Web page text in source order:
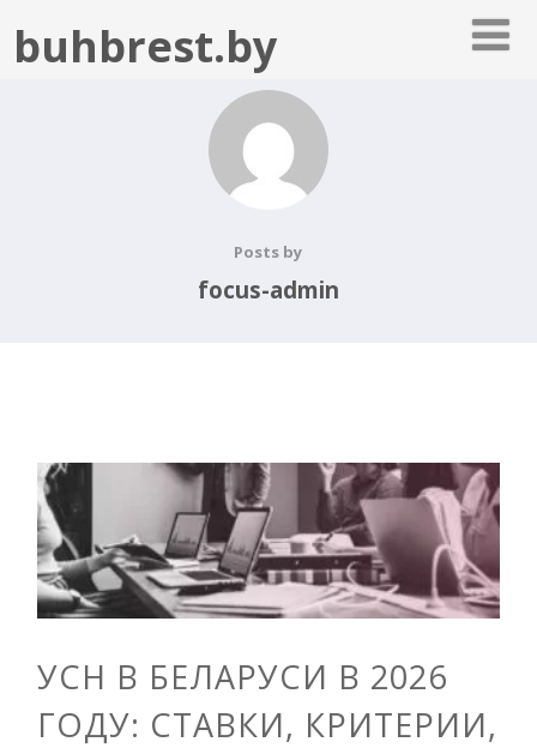
buhbrest.by
Posts by
focus-admin
УСН В БЕЛАРУСИ В 2026
ГОДУ: СТАВКИ, КРИТЕРИИ,